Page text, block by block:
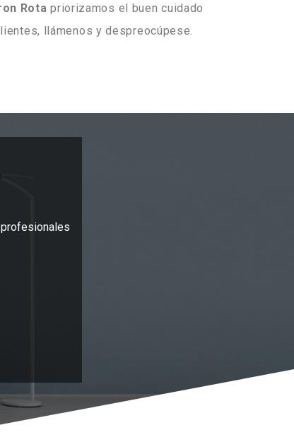
Rota priorizamos el buen cuidado
llámenos y despreocúpese.